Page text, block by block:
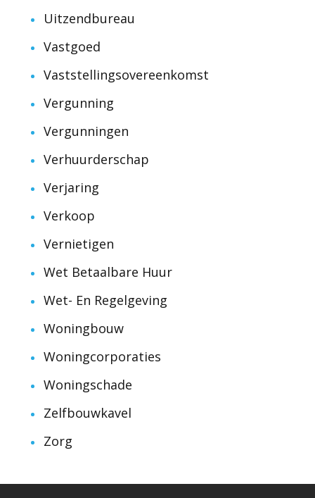
Uitzendbureau
Vastgoed
Vaststellingsovereenkomst
Vergunning
Vergunningen
Verhuurderschap
Verjaring
Verkoop
Vernietigen
Wet Betaalbare Huur
Wet- En Regelgeving
Woningbouw
Woningcorporaties
Woningschade
Zelfbouwkavel
Zorg